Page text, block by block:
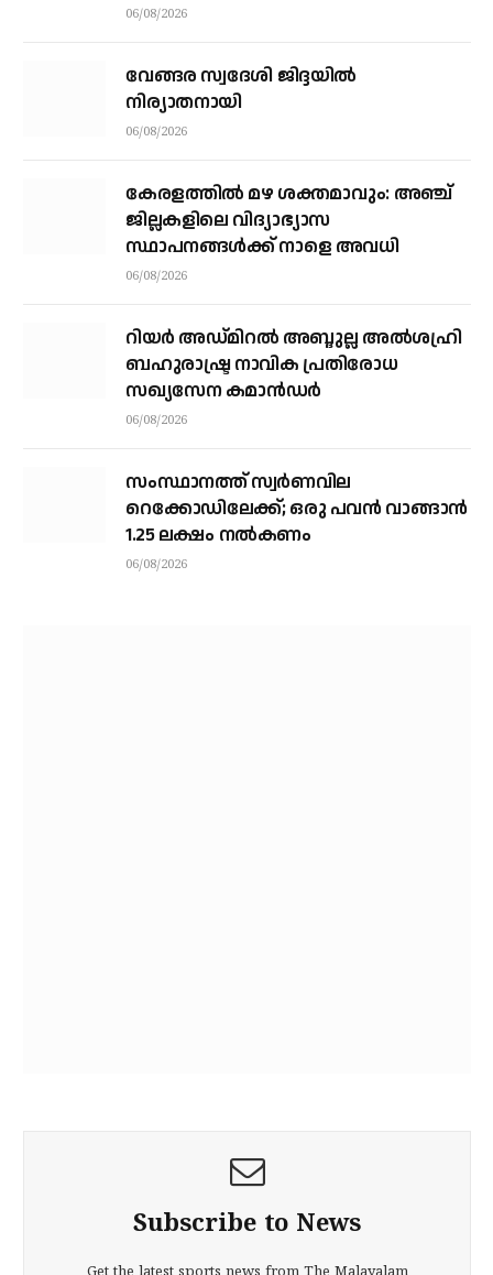
06/08/2026
വേങ്ങര സ്വദേശി ജിദ്ദയിൽ
നിര്യാതനായി
06/08/2026
കേരളത്തില്‍ മഴ ശക്തമാവും: അഞ്ച്
ജില്ലകളിലെ വിദ്യാഭ്യാസ
സ്ഥാപനങ്ങള്‍ക്ക് നാളെ അവധി
06/08/2026
റിയര്‍ അഡ്മിറല്‍ അബ്ദുല്ല അല്‍ശഹ്രി
ബഹുരാഷ്ട്ര നാവിക പ്രതിരോധ
സഖ്യസേന കമാന്‍ഡര്‍
06/08/2026
സംസ്ഥാനത്ത് സ്വര്‍ണവില
റെക്കോഡിലേക്ക്; ഒരു പവന്‍ വാങ്ങാന്‍
1.25 ലക്ഷം നല്‍കണം
06/08/2026
Subscribe to News